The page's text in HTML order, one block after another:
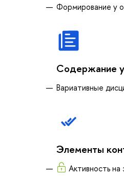
Формирование у
Содержание
Вариативные
Элементы
Активность на